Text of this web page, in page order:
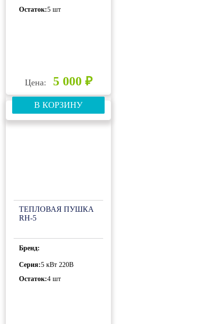
Остаток:5 шт
Цена: 5 000 ₽
В КОРЗИНУ
ТЕПЛОВАЯ ПУШКА
RH-5
Бренд:
Серия:5 кВт 220В
Остаток:4 шт